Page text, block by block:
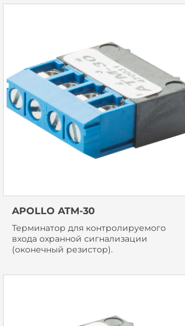
APOLLO ATM-30
Терминатор для контролируемого
входа охранной сигнализации
(оконечный резистор).